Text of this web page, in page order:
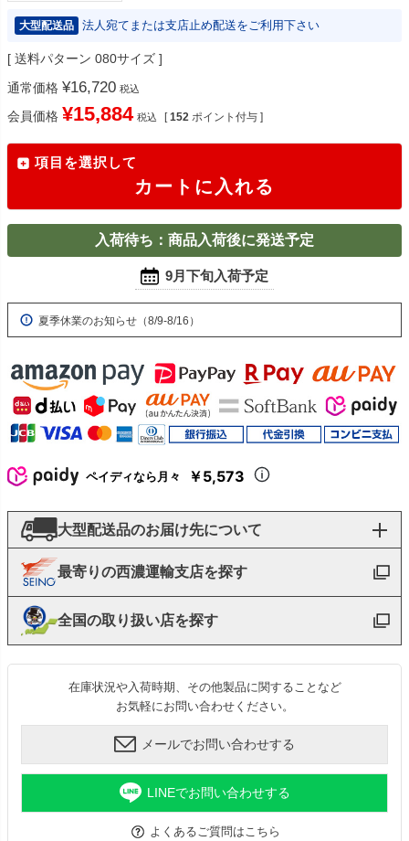
大型配送品 法人宛てまたは支店止め配送をご利用下さい
送料パターン 080サイズ
通常価格 ¥16,720 税込
会員価格 ¥15,884 税込 [ 152 ポイント付与 ]
項目を選択して
カートに入れる
入荷待ち：商品入荷後に発送予定
9月下旬入荷予定
夏季休業のお知らせ（8/9-8/16）
ペイディなら月々 ￥5,573
大型配送品のお届け先について
最寄りの西濃運輸支店を探す
全国の取り扱い店を探す
在庫状況や入荷時期、その他製品に関することなど
お気軽にお問い合わせください。
メールでお問い合わせする
LINEでお問い合わせする
よくあるご質問はこちら